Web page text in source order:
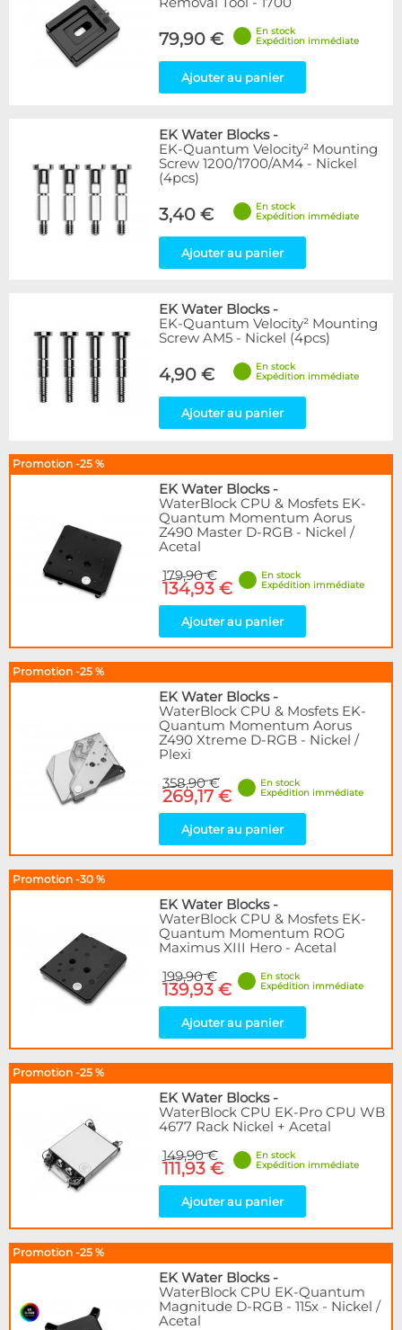
79,90 €
En stock
Expédition immédiate
Ajouter au panier
EK Water Blocks-
EK-Quantum Velocity² Mounting
Screw 1200/1700/AM4 - Nickel
(4pcs)
3,40 €
En stock
Expédition immédiate
Ajouter au panier
EK Water Blocks-
EK-Quantum Velocity² Mounting
Screw AM5 - Nickel (4pcs)
4,90 €
En stock
Expédition immédiate
Ajouter au panier
Promotion -25 %
EK Water Blocks-
WaterBlock CPU & Mosfets EK-
Quantum Momentum Aorus
Z490 Master D-RGB - Nickel /
Acetal
179,90 €
134,93 €
En stock
Expédition immédiate
Ajouter au panier
Promotion -25 %
EK Water Blocks-
WaterBlock CPU & Mosfets EK-
Quantum Momentum Aorus
Z490 Xtreme D-RGB - Nickel /
Plexi
358,90 €
269,17 €
En stock
Expédition immédiate
Ajouter au panier
Promotion -30 %
EK Water Blocks-
WaterBlock CPU & Mosfets EK-
Quantum Momentum ROG
Maximus XIII Hero - Acetal
199,90 €
139,93 €
En stock
Expédition immédiate
Ajouter au panier
Promotion -25 %
EK Water Blocks-
WaterBlock CPU EK-Pro CPU WB
4677 Rack Nickel + Acetal
149,90 €
111,93 €
En stock
Expédition immédiate
Ajouter au panier
Promotion -25 %
EK Water Blocks-
WaterBlock CPU EK-Quantum
Magnitude D-RGB - 115x - Nickel /
Acetal